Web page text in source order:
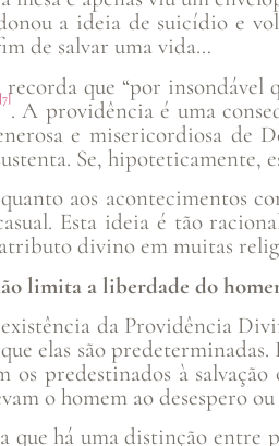
a ideia de suicídio e
de salvar uma vida…
que “por insondável
. A providência é uma
e misericordiosa de
Se, hipoteticamente,
aos acontecimentos
Esta ideia é tão
divino em muitas
limita a liberdade do
da Providência
elas são
os predestinados à
o homem ao desespero ou
que há uma distinção entre